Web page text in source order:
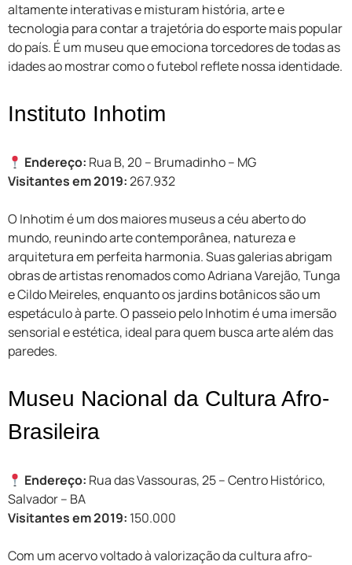
altamente interativas e misturam história, arte e
tecnologia para contar a trajetória do esporte mais popular
do país. É um museu que emociona torcedores de todas as
idades ao mostrar como o futebol reflete nossa identidade.
Instituto Inhotim
Endereço: Rua B, 20 – Brumadinho – MG
Visitantes em 2019:267.932
O Inhotim é um dos maiores museus a céu aberto do
mundo, reunindo arte contemporânea, natureza e
arquitetura em perfeita harmonia. Suas galerias abrigam
obras de artistas renomados como Adriana Varejão, Tunga
e Cildo Meireles, enquanto os jardins botânicos são um
espetáculo à parte. O passeio pelo Inhotim é uma imersão
sensorial e estética, ideal para quem busca arte além das
paredes.
Museu Nacional da Cultura Afro-
Brasileira
Endereço: Rua das Vassouras, 25 – Centro Histórico,
Salvador – BA
Visitantes em 2019: 150.000
Com um acervo voltado à valorização da cultura afro-